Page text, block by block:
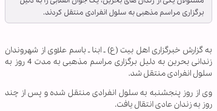
برگزاری مراسم مذهبی به سلول انفرادی منتقل کردند.
به گزارش خبرگزاری اهل بیت (ع) ـ ابنا ـ باسم علاوی از شهروندان
زندانی بحرین به دلیل برگزاری مراسم مذهبی به مدت 4 روز به
سلول انفرادی منتقل شد.
وی از روز پنجشنبه به سلول انفرادی منتقل شده و پس از چند
روز به زندان عادی انتقال یافت.